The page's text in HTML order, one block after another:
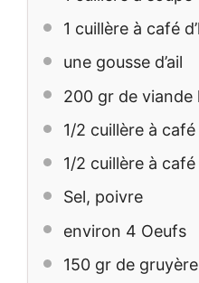
1 cuillère à café
une gousse d’ail
200 gr de viande
1/2 cuillère à
1/2 cuillère à
Sel, poivre
environ 4 Oeufs
150 gr de